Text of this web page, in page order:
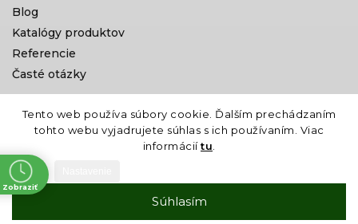
Tento web používa súbory cookie. Ďalším prechádzaním
tohto webu vyjadrujete súhlas s ich používaním. Viac
informáciítu
Súhlasím
Blog
Katalógy produktov
Referencie
Časté otázky
Doprava a platby
Vytvoril Shoptet Copyright 2026Gardin. Všetky práva
Zobraziť